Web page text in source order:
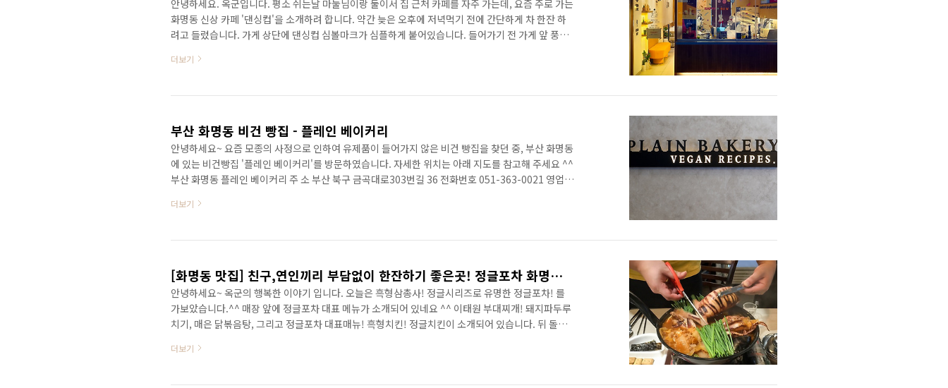
안녕하세요. 옥군입니다. 평소 쉬는날 마눌님이랑 둘이서 집 근처 카페를 자주 가는데, 요즘 주로 가는
화명동 신상 카페 '댄싱컵'을 소개하려 합니다. 약간 늦은 오후에 저녁먹기 전에 간단하게 차 한잔 하
려고 들렀습니다. 가게 상단에 댄싱컵 심볼마크가 심플하게 붙어있습니다. 들어가기 전 가게 앞 풍경
기한 느낌이 듭니다. 데스크 맞은편 벽면 입니다. 커피, 찻잔, 화분 등을 아기자기하게 꾸며놨네요. 데
싶어서 '레드 벨벳 라떼'를 주문했습니다. 가게 안쪽 풍경 입니다. 좌석은 그리 많지 않지만 친구, 연인
더보기
부산 화명동 비건 빵집 - 플레인 베이커리
안녕하세요~ 요즘 모종의 사정으로 인하여 유제품이 들어가지 않은 비건 빵집을 찾던 중, 부산 화명동
에 있는 비건빵집 '플레인 베이커리'를 방문하였습니다. 자세한 위치는 아래 지도를 참고해 주세요 ^^
부산 화명동 플레인 베이커리 주 소 부산 북구 금곡대로303번길 36 전화번호 051-363-0021 영업시
플레인 베이커리는 흔히 '비건 빵집'으로 이야기하는 곳입니다. 보통의 빵을 만들때 사용하는 '계란,
즈음 모종의 이유(피부가 안좋아서 병원에 가니 유제품이 안좋다고 하시네요;;)로 인하여 좋아하..
더보기
[화명동 맛집] 친구,연인끼리 부담없이 한잔하기 좋은곳! 정글포차 화명점 - 흑형삼총사, 정글시리즈~
안녕하세요~ 옥군의 행복한 이야기 입니다. 오늘은 흑형삼총사! 정글시리즈로 유명한 정글포차! 를
가보았습니다.^^ 매장 앞에 정글포차 대표 메뉴가 소개되어 있네요 ^^ 이태원 부대찌개! 돼지파두루
치기, 매은 닭볶음탕, 그리고 정글포차 대표매뉴! 흑형치킨! 정글치킨이 소개되어 있습니다. 뒤 돌아
매장 안으로 들어오면 안쪽에 카운터 및 주방 전경이 오픈형으로 보입니다. 안에서 음식 조리하는 모
더보기